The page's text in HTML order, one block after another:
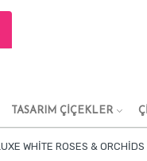
TASARIM ÇİÇEKLER
WHITE ROSES &